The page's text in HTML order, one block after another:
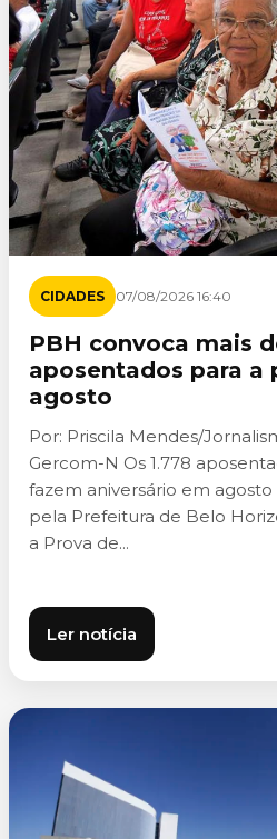
CIDADES 07/08/2026 16:40
PBH convoca mais
aposentados para a
agosto
Por: Priscila Mendes/
Gercom-N Os 1.778
fazem aniversário em
pela Prefeitura de Belo
a Prova de...
Ler notícia